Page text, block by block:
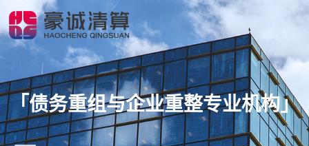
「债务重组与企业重整专业机构」